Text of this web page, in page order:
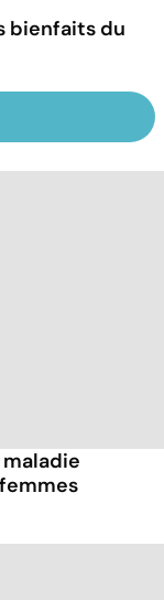
bienfaits du